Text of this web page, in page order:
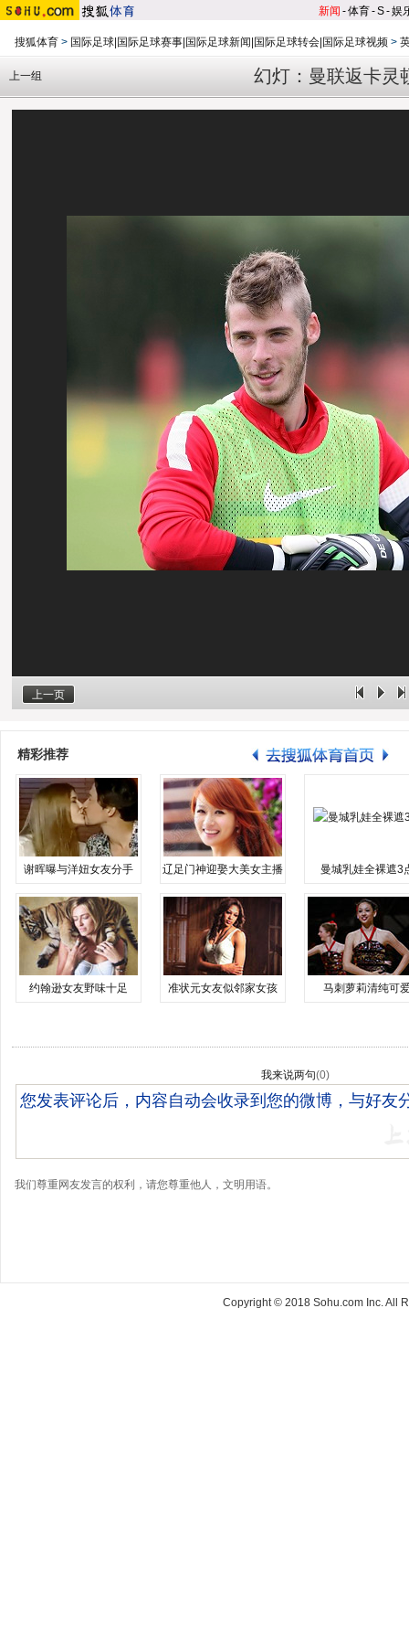
新闻 -体育-S-娱
搜狐体育 > 国际足球|国际足球赛事|国际足球新闻|国际足球转会|国际足球视频 >
幻灯：曼联返卡灵
上一组
上一页
精彩推荐
谢晖曝与洋妞女友分手 辽足门神迎娶大美女主播 曼城乳娃全裸遮3
约翰逊女友野味十足 准状元女友似邻家女孩 马刺萝莉清纯可
我来说两句(0)
我们尊重网友发言的权利，请您尊重他人，文明用语。
Copyright © 2018 Sohu.com Inc. All